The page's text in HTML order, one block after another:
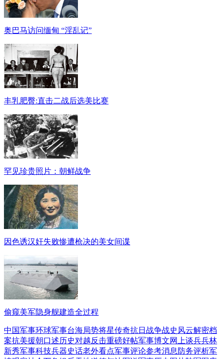
奥巴马访问缅甸 “淫乱记”
丰乳肥臀:直击二战后选美比赛
罕见珍贵照片：朝鲜战争
因色诱汉奸失败惨遭枪决的美女间谍
偷窥美军隐身舰建造全过程
中国军事环球军事台海局势将星传奇抗日战争战史风云解密档
案抗美援朝口述历史对越反击重磅好帖军事博文网上谈兵兵林
新秀军事科技兵器史话老外看点军事评论参考消息 防务评析军